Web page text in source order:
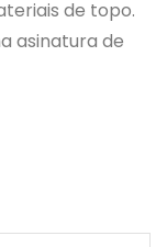
de topo.
asinatura de